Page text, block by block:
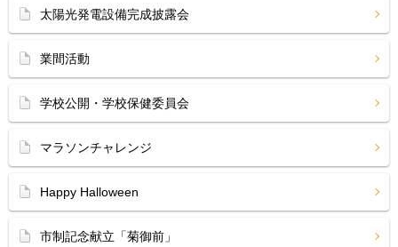
太陽光発電設備完成披露会
業間活動
学校公開・学校保健委員会
マラソンチャレンジ
Happy Halloween
市制記念献立「菊御前」